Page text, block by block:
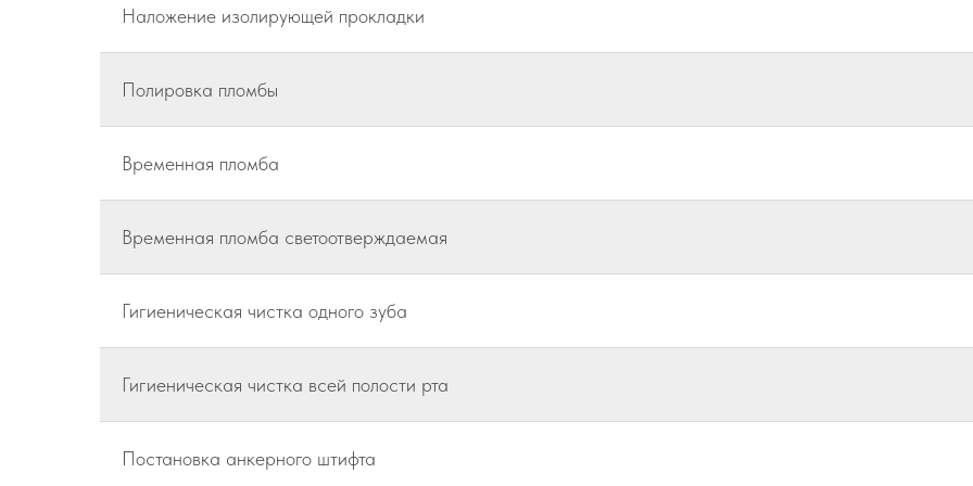
Наложение изолирующей прокладки
Полировка пломбы
Временная пломба
Временная пломба светоотверждаемая
Гигиеническая чистка одного зуба
Гигиеническая чистка всей полости рта
Постановка анкерного штифта